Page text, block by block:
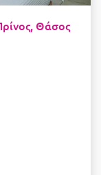
Θάσος